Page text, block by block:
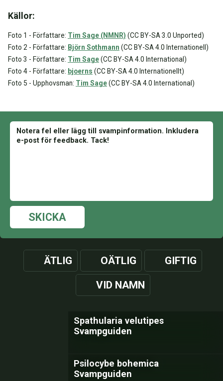
Källor:
Foto 1 - Författare: Tim Sage (NMNR) (CC BY-SA 3.0 Unported)
Foto 2 - Författare: Björn Sothmann (CC BY-SA 4.0 Internationell)
Foto 3 - Författare: Tim Sage(CC BY-SA 4.0 International)
Foto 4 - Författare: bjoerns (CC BY-SA 4.0 Internationellt)
Foto 5 - Upphovsman: Tim Sage(CC BY-SA 4.0 International)
SKICKA
ÄTLIG OÄTLIG GIFTIG
VID NAMN
Spathularia velutipes
Svampguiden
Psilocybe bohemica
Svampguiden